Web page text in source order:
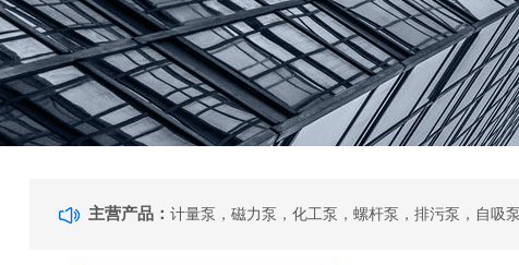
主营产品：